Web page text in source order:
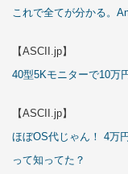
これで全てが分かる。
【ASCII.jp】
40型5Kモニターで10万
【ASCII.jp】
ほぼOS代じゃん！ 4万
って知ってた？